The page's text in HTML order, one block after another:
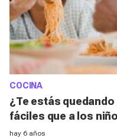
COCINA
¿Te estás
fáciles que a los
hay 6 años